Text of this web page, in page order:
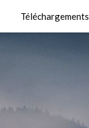
Téléchargements